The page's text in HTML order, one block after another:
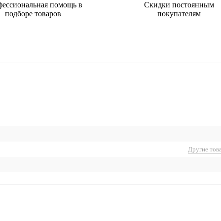
помощь в
подборе товаров
Скидки постоянным
покупателям
Другие